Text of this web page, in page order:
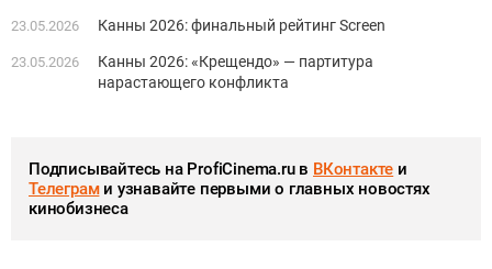
23.05.2026 Канны 2026: финальный рейтинг Screen
23.05.2026
Канны 2026: «Крещендо» — партитура
нарастающего конфликта
Подписывайтесь на ProfiCinema.ru в ВКонтакте и
Телеграми узнавайте первыми о главных новостях
кинобизнеса